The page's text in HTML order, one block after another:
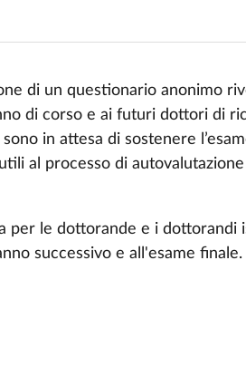
di un questionario anonimo
di corso e ai futuri dottori di
in attesa di sostenere
al processo di
per le dottorande e i dottorandi
successivo e all'esame finale.